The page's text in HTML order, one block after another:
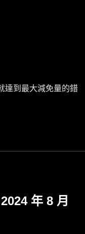
達到最大減免量的錯
年 8 月